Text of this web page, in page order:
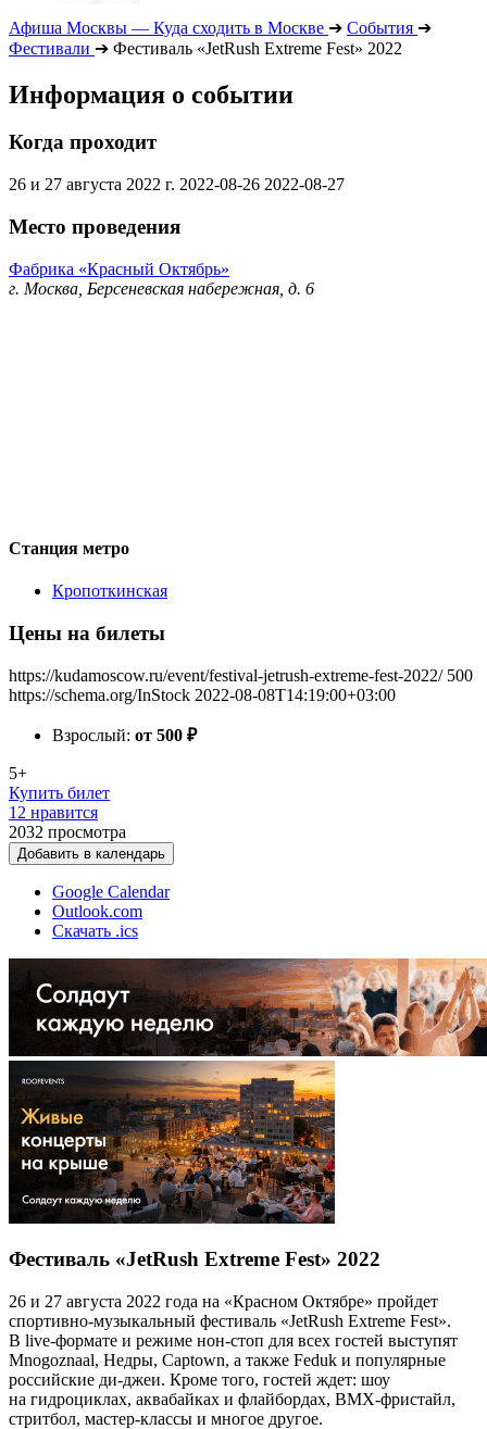
Афиша Москвы — Куда сходить в Москве ➔ События ➔
Фестивали ➔ Фестиваль «JetRush Extreme Fest» 2022
Информация о событии
Когда проходит
26 и 27 августа 2022 г. 2022-08-26 2022-08-27
Место проведения
Фабрика «Красный Октябрь»
г. Москва, Берсеневская набережная, д. 6
Станция метро
Кропоткинская
Цены на билеты
https://kudamoscow.ru/event/festival-jetrush-extreme-fest-2022/ 500
https://schema.org/InStock 2022-08-08T14:19:00+03:00
Взрослый: от 500 ₽
5+
Купить билет
12 нравится
2032 просмотра
Добавить в календарь
Google Calendar
Outlook.com
Скачать .ics
Фестиваль «JetRush Extreme Fest» 2022
26 и 27 августа 2022 года на «Красном Октябре» пройдет
спортивно-музыкальный фестиваль «JetRush Extreme Fest».
В live-формате и режиме нон-стоп для всех гостей выступят
Mnogoznaal, Недры, Captown, а также Feduk и популярные
российские ди-джеи. Кроме того, гостей ждет: шоу
на гидроциклах, аквабайках и флайбордах, BMX-фристайл,
стритбол, мастер-классы и многое другое.